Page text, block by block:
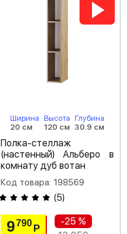
Ширина
20 см
Высота
120 см
Глубина
30.9 см
Полка-стеллаж
(настенный) Альберо в
комнату дуб вотан
Код товара: 198569
(5)
9790 Р
-25 %